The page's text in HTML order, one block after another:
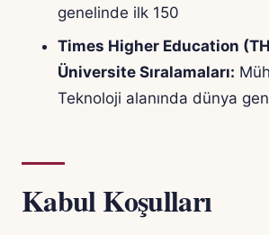
genelinde ilk 150
Times Higher Education
Üniversite Sıralamaları:
Teknoloji alanında dünya
Kabul Koşulları